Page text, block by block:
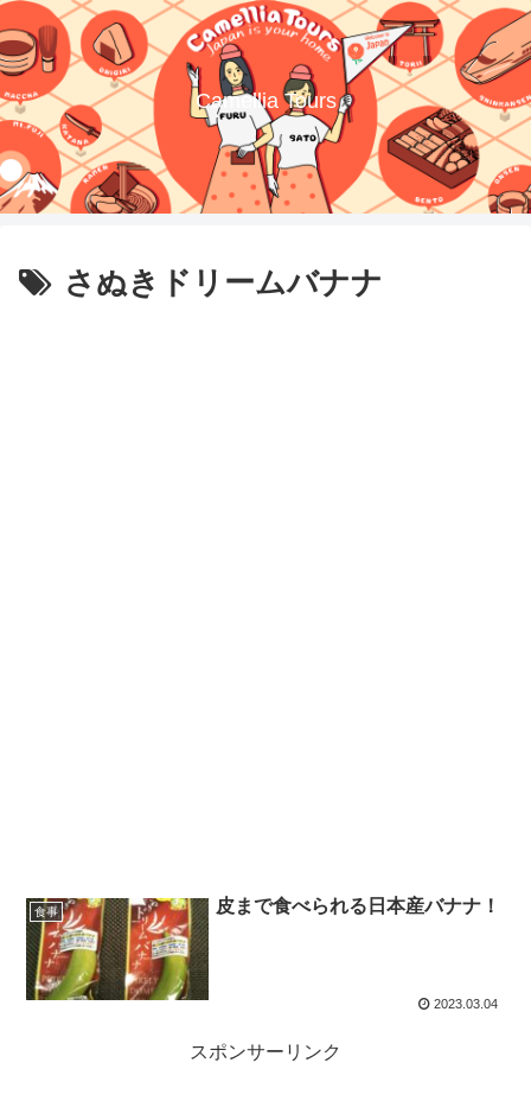
Camellia Tours
さぬきドリームバナナ
食事 皮まで食べられる日本産バナナ！
2023.03.04
スポンサーリンク